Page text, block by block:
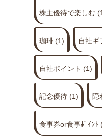
株主優待で楽しむ
珈琲 (1) 自社ギ
自社ポイント (1)
記念優待 (1) 隠
食事券or食事ﾎﾟｲﾝﾄ